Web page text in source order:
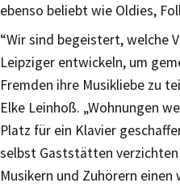
ebenso beliebt wie Oldies,
“Wir sind begeistert, welche
Leipziger entwickeln, um
Fremden ihre Musikliebe zu
Elke Leinhoß. „Wohnungen
Platz für ein Klavier
selbst Gaststätten
Musikern und Zuhörern